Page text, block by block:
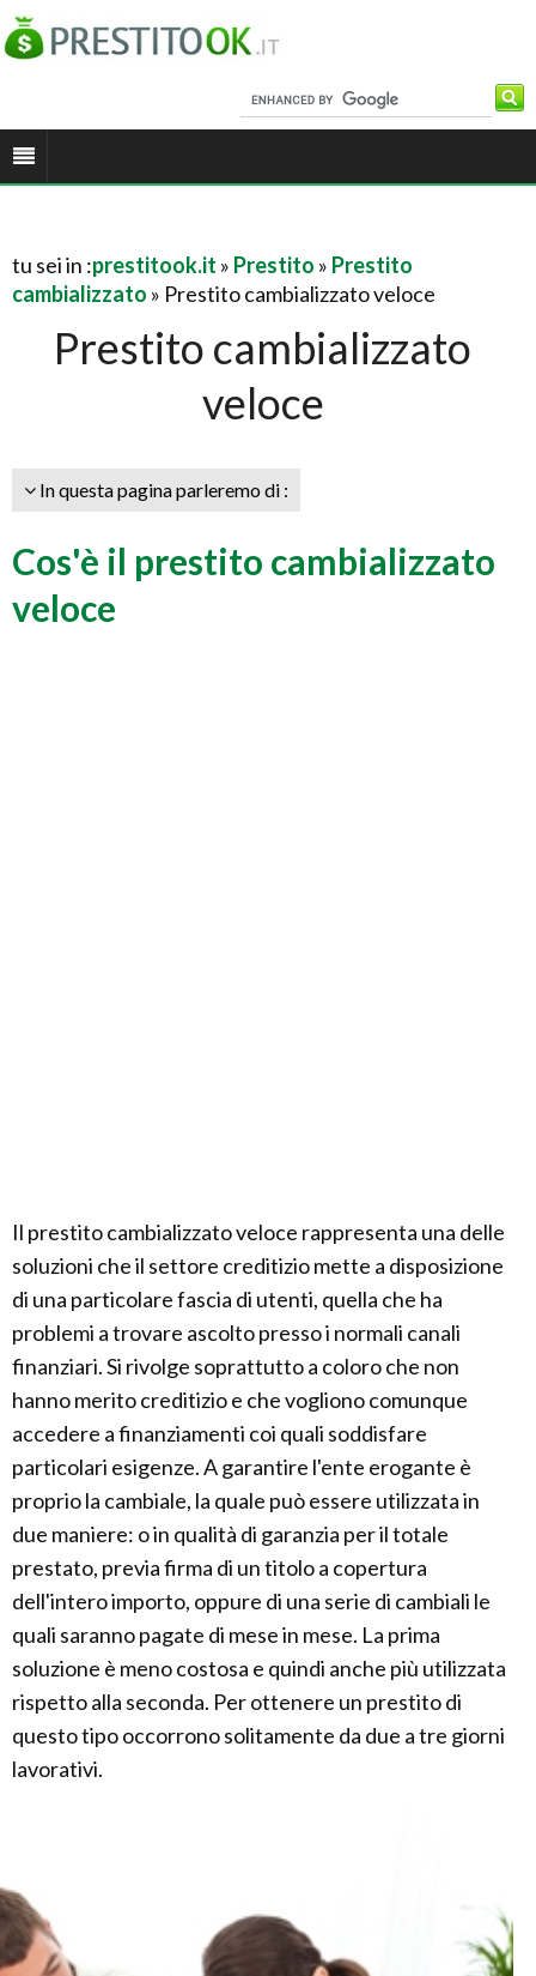
tu sei in :prestitook.it » Prestito » Prestito
cambializzato » Prestito cambializzato veloce
Prestito cambializzato
veloce
In questa pagina parleremo di :
Cos'è il prestito cambializzato
veloce
Il prestito cambializzato veloce rappresenta una delle
soluzioni che il settore creditizio mette a disposizione
di una particolare fascia di utenti, quella che ha
problemi a trovare ascolto presso i normali canali
finanziari. Si rivolge soprattutto a coloro che non
hanno merito creditizio e che vogliono comunque
accedere a finanziamenti coi quali soddisfare
particolari esigenze. A garantire l'ente erogante è
proprio la cambiale, la quale può essere utilizzata in
due maniere: o in qualità di garanzia per il totale
prestato, previa firma di un titolo a copertura
dell'intero importo, oppure di una serie di cambiali le
quali saranno pagate di mese in mese. La prima
soluzione è meno costosa e quindi anche più utilizzata
rispetto alla seconda. Per ottenere un prestito di
questo tipo occorrono solitamente da due a tre giorni
lavorativi.